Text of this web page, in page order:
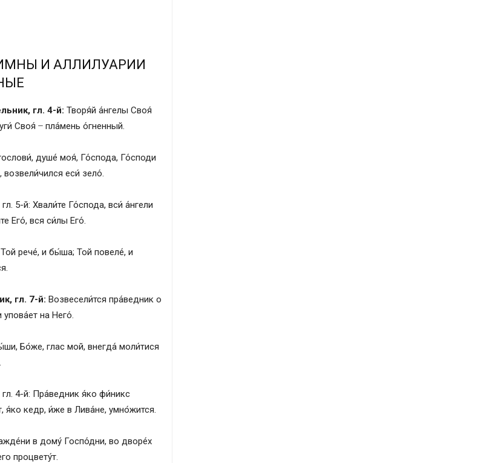
И АЛЛИЛУАРИИ
гл. 4-й: Творя́й а́нгелы Своя́
Своя́ ̶ пла́мень о́гненный.
душе́ моя́, Го́спода, Го́споди
еси́ зело́.
5-й: Хвали́те Го́спода, вси́ а́нгели
Его́, вся си́лы Его́.
рече́, и бы́ша; Той повеле́, и
гл. 7-й: Возвесели́тся пра́ведник о
упова́ет на Него́.
Бо́же, глас мой, внегда́ моли́тися
гл. 4-й: Пра́ведник я́ко фи́никс
я́ко кедр, и́же в Лива́не, умно́жится.
в дому́ Госпо́дни, во дворе́х
процвету́т.